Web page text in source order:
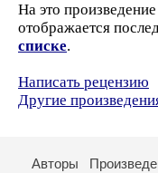
На это
отображается
списке.
Написать рецензию
Другие
Авторы